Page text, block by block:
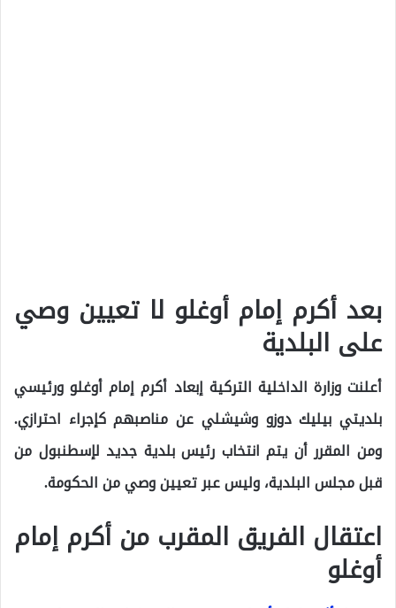
بعد أكرم إمام أوغلو لا تعيين وصي
على البلدية
أعلنت وزارة الداخلية التركية إبعاد أكرم إمام أوغلو ورئيسي
بلديتي بيليك دوزو وشيشلي عن مناصبهم كإجراء احترازي.
ومن المقرر أن يتم انتخاب رئيس بلدية جديد لإسطنبول من
قبل مجلس البلدية، وليس عبر تعيين وصي من الحكومة.
اعتقال الفريق المقرب من أكرم إمام
أوغلو